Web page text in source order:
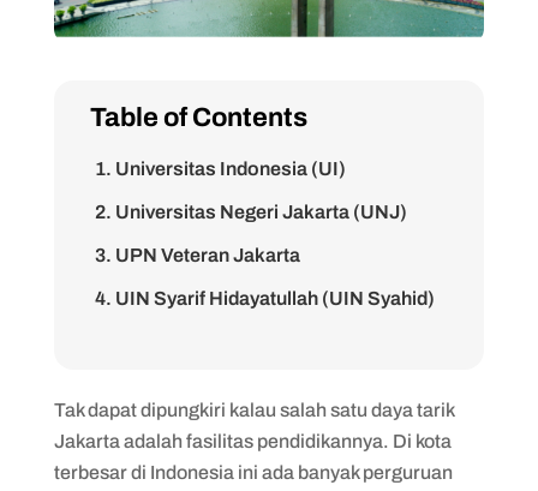
Table of Contents
1. Universitas Indonesia (UI)
2. Universitas Negeri Jakarta (UNJ)
3. UPN Veteran Jakarta
4. UIN Syarif Hidayatullah (UIN Syahid)
6. Politeknik Negeri Media Kreatif
(Polimedia)
Tak dapat dipungkiri kalau salah satu daya tarik
Jakarta adalah fasilitas pendidikannya. Di kota
terbesar di Indonesia ini ada banyak perguruan